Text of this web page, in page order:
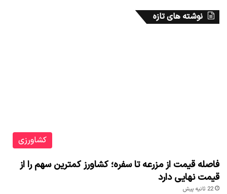
نوشته های تازه
کشاورزی
فاصله قیمت از مزرعه تا سفره؛ کشاورز کمترین سهم را از
قیمت نهایی دارد
22 ثانیه پیش